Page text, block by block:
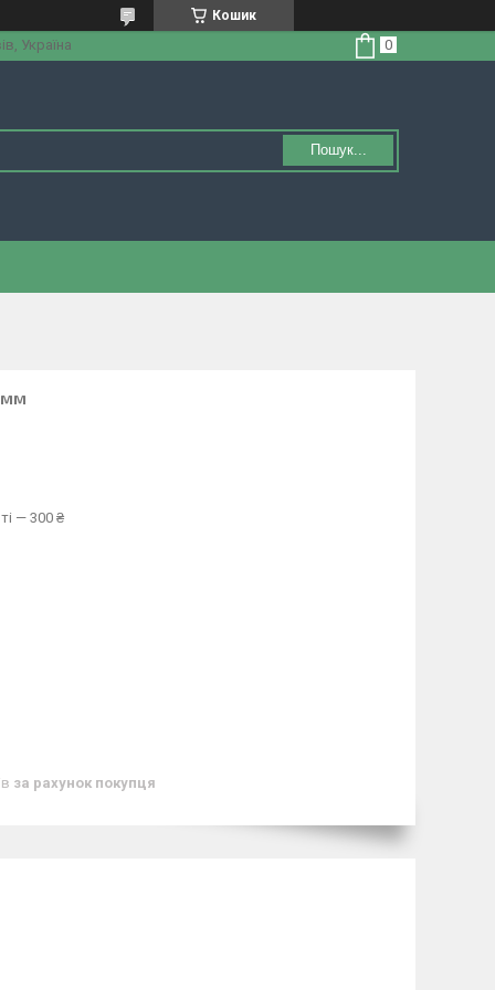
Кошик
Україна
Пошук...
— 300 ₴
за рахунок покупця